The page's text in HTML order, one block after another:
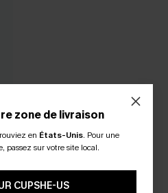
zone de livraison
en États-Unis. Pour une
passez sur votre site local.
CUPSHE-US